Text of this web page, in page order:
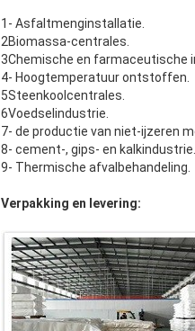
1- Asfaltmenginstallatie.
2Biomassa-centrales.
3Chemische en farmaceutische
4- Hoogtemperatuur ontstoffen.
5Steenkoolcentrales.
6Voedselindustrie.
7- de productie van niet-ijzeren
8- cement-, gips- en kalkindustrie.
9- Thermische afvalbehandeling.
Verpakking en levering: